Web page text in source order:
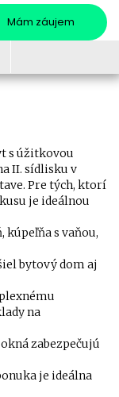
Mám záujem
s úžitkovou
II. sídlisku v
Pre tých, ktorí
je ideálnou
kúpeľňa s vaňou,
bytový dom aj
na
zabezpečujú
je ideálna